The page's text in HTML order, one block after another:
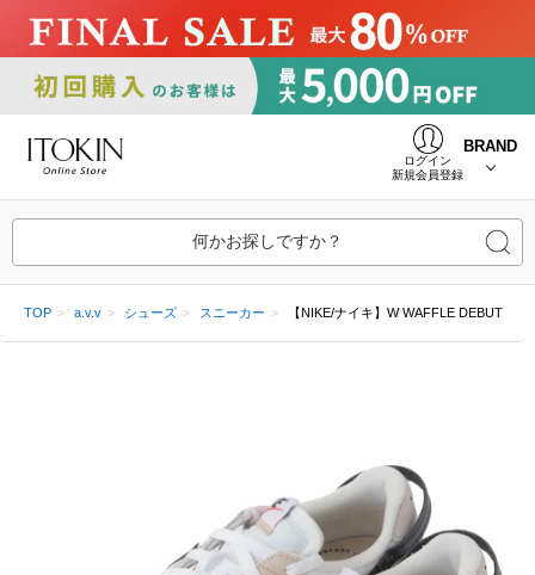
ログイン
新規会員登録
BRAND
何かお探しですか？
TOP a.v.v シューズ スニーカー 【NIKE/ナイキ】W WAFFLE DEBUT